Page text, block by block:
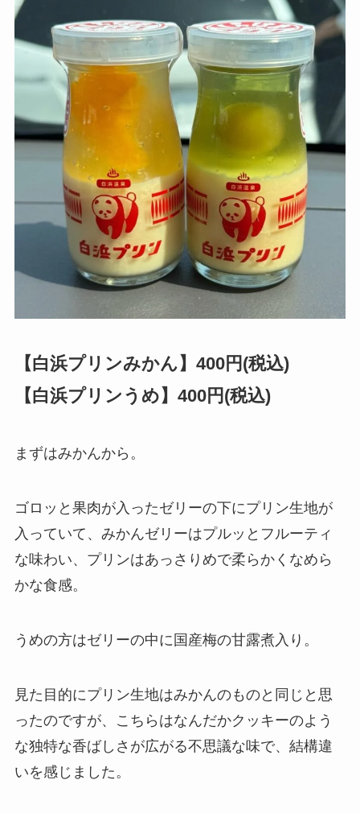
【白浜プリンみかん】400円(税込)
【白浜プリンうめ】400円(税込)
まずはみかんから。
ゴロッと果肉が入ったゼリーの下にプリン生地が
入っていて、みかんゼリーはプルッとフルーティ
な味わい、プリンはあっさりめで柔らかくなめら
かな食感。
うめの方はゼリーの中に国産梅の甘露煮入り。
見た目的にプリン生地はみかんのものと同じと思
ったのですが、こちらはなんだかクッキーのよう
な独特な香ばしさが広がる不思議な味で、結構違
いを感じました。